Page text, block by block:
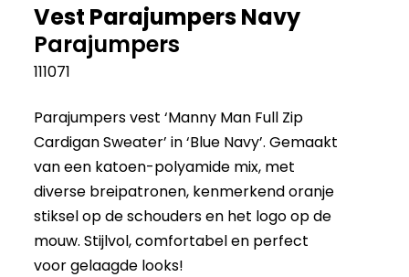
Vest Parajumpers Navy
Parajumpers
111071
Parajumpers vest ‘Manny Man Full Zip
Cardigan Sweater’ in ‘Blue Navy’. Gemaakt
van een katoen-polyamide mix, met
diverse breipatronen, kenmerkend oranje
stiksel op de schouders en het logo op de
mouw. Stijlvol, comfortabel en perfect
voor gelaagde looks!